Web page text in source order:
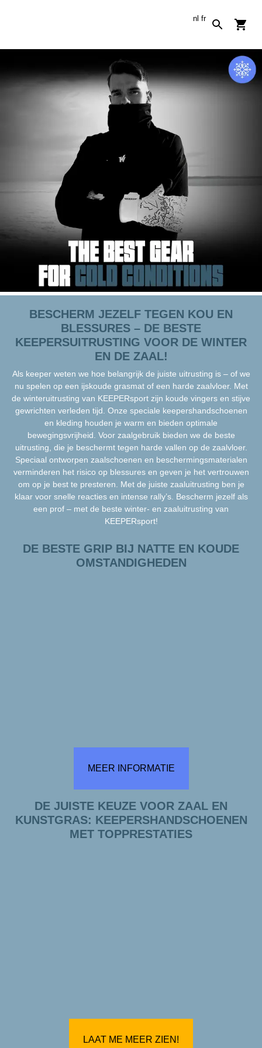
nl fr
BESCHERM JEZELF TEGEN KOU EN
BLESSURES – DE BESTE
KEEPERSUITRUSTING VOOR DE WINTER
EN DE ZAAL!
Als keeper weten we hoe belangrijk de juiste uitrusting is – of we
nu spelen op een ijskoude grasmat of een harde zaalvloer. Met
de winteruitrusting van KEEPERsport zijn koude vingers en stijve
gewrichten verleden tijd. Onze speciale keepershandschoenen
en kleding houden je warm en bieden optimale
bewegingsvrijheid. Voor zaalgebruik bieden we de beste
uitrusting, die je beschermt tegen harde vallen op de zaalvloer.
Speciaal ontworpen zaalschoenen en beschermingsmaterialen
verminderen het risico op blessures en geven je het vertrouwen
om op je best te presteren. Met de juiste zaaluitrusting ben je
klaar voor snelle reacties en intense rally’s. Bescherm jezelf als
een prof – met de beste winter- en zaaluitrusting van
KEEPERsport!
DE BESTE GRIP BIJ NATTE EN KOUDE
OMSTANDIGHEDEN
MEER INFORMATIE
DE JUISTE KEUZE VOOR ZAAL EN
KUNSTGRAS: KEEPERSHANDSCHOENEN
MET TOPPRESTATIES
LAAT ME MEER ZIEN!